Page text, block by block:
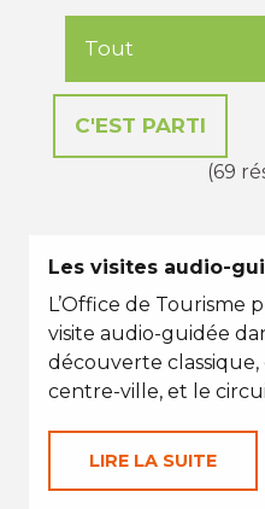
(69
Les visites audio-
L’Office de Tourisme
visite audio-guidée
découverte
centre-ville, et le
LIRE LA SUITE